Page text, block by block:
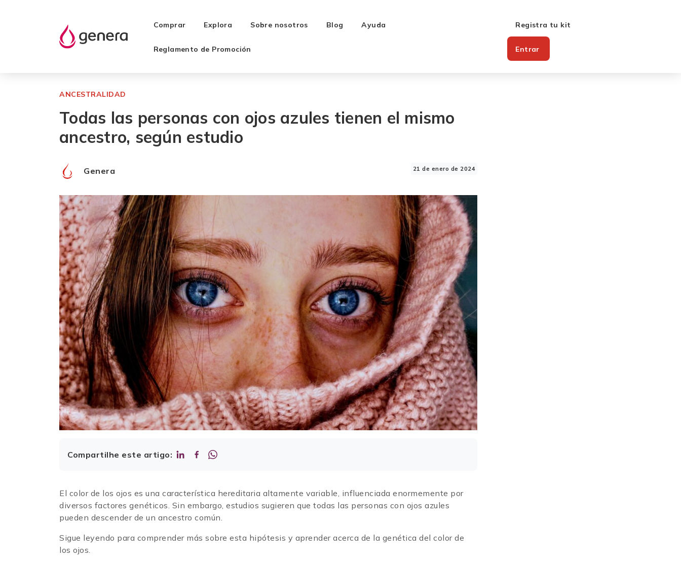
Comprar Explora Sobre nosotros Blog Ayuda
Reglamento de Promoción
Registra tu kit
Entrar
ANCESTRALIDAD
Todas las personas con ojos azules tienen el mismo
ancestro, según estudio
Genera 21 de enero de 2024
Compartilhe este artigo:
El color de los ojos es una característica hereditaria altamente variable, influenciada enormemente por
diversos factores genéticos. Sin embargo, estudios sugieren que todas las personas con ojos azules
pueden descender de un ancestro común.
Sigue leyendo para comprender más sobre esta hipótesis y aprender acerca de la genética del color de
los ojos.